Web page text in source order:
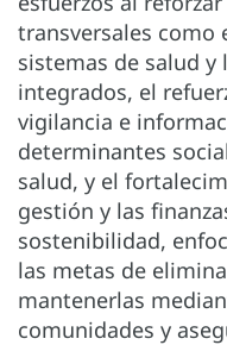
transversales
sistemas de salud y
integrados, el
vigilancia e
determinantes
salud, y el
gestión y las
sostenibilidad,
las metas de
mantenerlas
comunidades y